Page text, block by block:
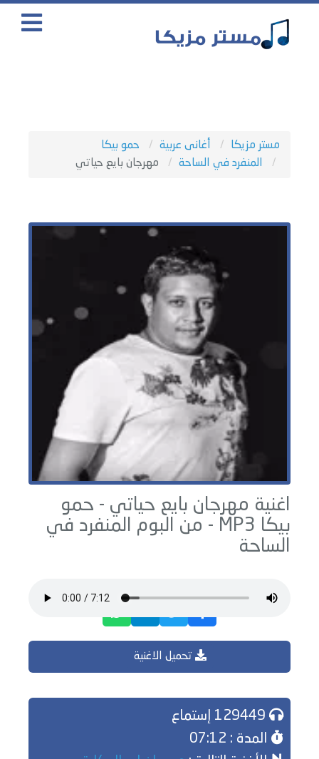
مستر مزيكا أغانى عربية
حمو بيكا
المنفرد في الساحة
مهرجان بايع حياتي
اغنية مهرجان بايع حياتي - حمو
بيكا
المنفرد في
الساحة
تحميل الاغنية
المدة : 07:12